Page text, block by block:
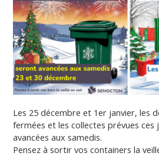
Les 25 décembre et 1er janvier, les
fermées et les collectes prévues
avancées aux samedis.
Pensez à sortir vos containers la